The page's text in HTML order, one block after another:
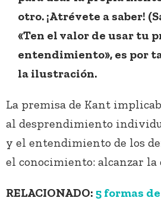
otro. ¡Atrévete a saber!
«Ten el valor de usar tu
entendimiento», es por
la ilustración.
La premisa de Kant
al desprendimiento
y el entendimiento de los
el conocimiento: alcanzar
RELACIONADO: 5 formas